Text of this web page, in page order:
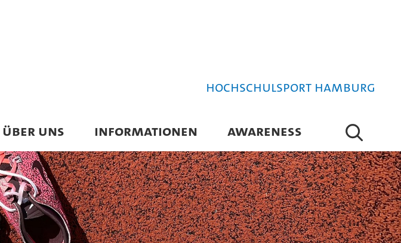
Hochschulsport Hamburg
ÜBER UNS INFORMATIONEN AWARENESS